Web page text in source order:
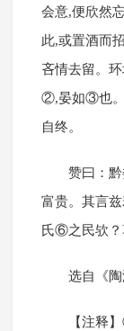
会意,便欣然
此,或置酒而
吝情去留。
②,晏如③也。
自终。
赞曰：
富贵。其言
氏⑥之民欤？
选自《陶
【注释